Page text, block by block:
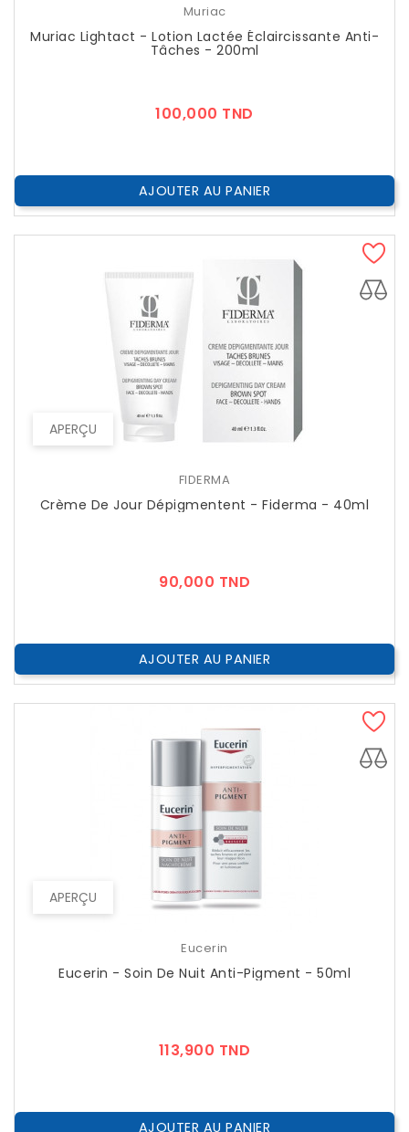
Muriac
Muriac Lightact - Lotion Lactée Éclaircissante Anti-
Tâches - 200ml
100,000 TND
AJOUTER AU PANIER
APERÇU
FIDERMA
Crème De Jour Dépigmentent - Fiderma - 40ml
90,000 TND
AJOUTER AU PANIER
APERÇU
Eucerin
Eucerin - Soin De Nuit Anti-Pigment - 50ml
113,900 TND
AJOUTER AU PANIER